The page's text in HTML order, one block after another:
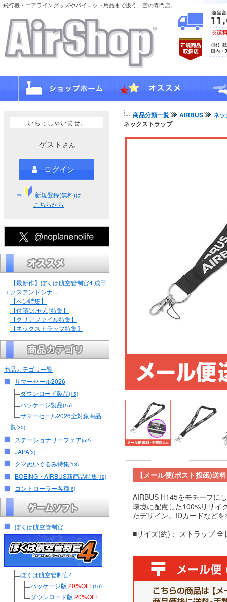
飛行機・エアライングッズやパイロット用品まで扱う、空の専門店。
いらっしゃいませ。
ゲスト さん
ログイン
⇒
新規登録(無料)は
こちらから
【最新作】ぼくは航空管制官4 成田
エクステンドシナ...
【ペン特集】
【付箋(ふせん)特集】
【クリアファイル特集】
【ネックストラップ特集】
商品カテゴリ一覧
サマーセール2026
ダウンロード製品(15)
パッケージ製品(15)
サマーセール2026全対象商品一
覧(30)
ステーショナリーフェア(52)
JAPA(2)
クマぬいぐるみ特集(13)
BOEING・AIRBUS新商品特集(19)
コントローラー各種(6)
ぼくは航空管制官
ぼくは航空管制官4
パッケージ版 20%OFF(10)
ダウンロード版 20%OFF
商品分類一覧 AIRBUS
ネ
ネックストラップ
【メール便(ポスト投函)送
AIRBUS H145をモチーフに
環境に配慮した100%リサイ
たデザイン。IDカードなど
■サイズ(約)： ストラップ